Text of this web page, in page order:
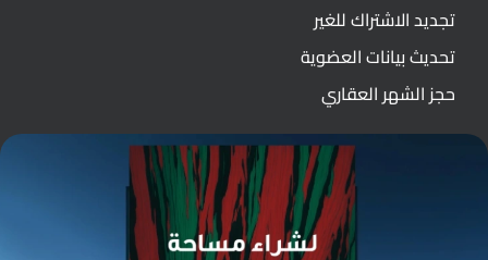
تجديد الاشتراك للغير
تحديث بيانات العضوية
حجز الشهر العقاري